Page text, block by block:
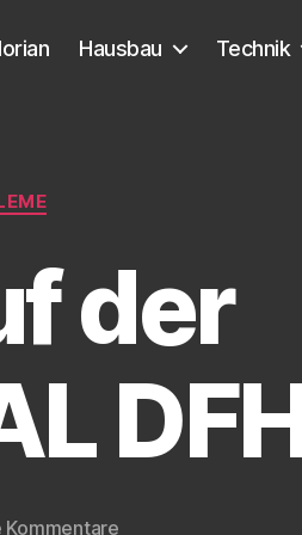
Hausbau Technik
der
Kommentarezu